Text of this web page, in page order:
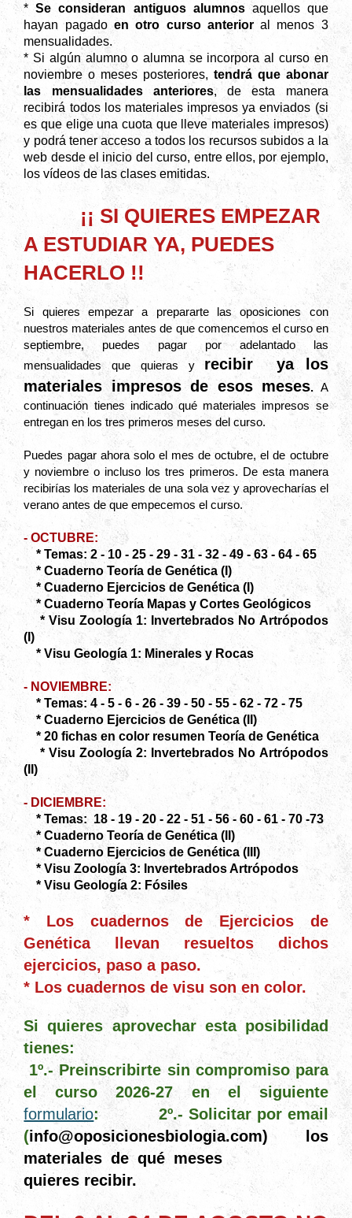
*Se consideran antiguos alumnosaquellos que
hayan pagadoen otro curso anterioral menos 3
mensualidades.
* Si algún alumno o alumna se incorpora al curso en
noviembre o meses posteriores, tendrá que abonar
las
mensualidades anteriores, de esta manera
recibirá todos los materiales impresos ya enviados (si
es que elige una cuota que lleve materiales impresos)
y podrá tener acceso a todos los recursos subidos a la
web desde el inicio del curso, entre ellos, por ejemplo,
los vídeos de las clases emitidas.
¡¡ SI QUIERES EMPEZAR
A ESTUDIAR YA, PUEDES
HACERLO !!
Si quieres empezar a prepararte las oposiciones con
nuestros materiales antes de que comencemos el curso en
septiembre, puedes pagar por adelantado las
mensualidades que quieras y recibir ya los
materiales impresos de esos meses. A
continuación tienes indicado qué materiales impresos se
entregan en los tres primeros meses del curso.
Puedes pagar ahora solo el mes de octubre, el de octubre
y noviembre o incluso los tres primeros. De esta manera
recibirías los materiales de una sola vez y aprovecharías el
verano antes de que empecemos el curso.
- OCTUBRE:
* Temas: 2 - 10 - 25 - 29 - 31 - 32 - 49 - 63 - 64 - 65
* Cuaderno Teoría de Genética (I)
* Cuaderno Ejercicios de Genética (I)
* Cuaderno Teoría Mapas y Cortes Geológicos
* Visu Zoología 1: Invertebrados No Artrópodos
(I)
* Visu Geología 1: Minerales y Rocas
- NOVIEMBRE:
* Temas: 4 - 5 - 6 - 26 - 39 - 50 - 55 - 62 - 72 - 75
* Cuaderno Ejercicios de Genética (II)
* 20 fichas en color resumen Teoría de Genética
* Visu Zoología 2: Invertebrados No Artrópodos
(II)
- DICIEMBRE:
* Temas: 18 - 19 - 20 - 22 - 51 - 56 - 60 - 61 - 70 -73
* Cuaderno Teoría de Genética (II)
* Cuaderno Ejercicios de Genética (III)
* Visu Zoología 3: Invertebrados Artrópodos
* Visu Geología 2: Fósiles
* Los cuadernos de Ejercicios de
Genética llevan resueltos dichos
ejercicios, paso a paso.
* Los cuadernos de visu son en color.
Si quieres aprovechar esta posibilidad
tienes:
1º.- Preinscribirte sin compromiso para
el curso 2026-27 en el siguiente
formulario:
2º.- Solicitar por email
(info@oposicionesbiologia.com) los
materiales de qué meses
quieres recibir.